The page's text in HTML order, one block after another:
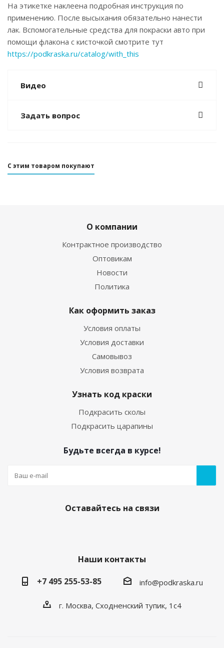
На этикетке наклеена подробная инструкция по
применению. После высыхания обязательно нанести
лак. Вспомогательные средства для покраски авто при
помощи флакона с кисточкой смотрите тут
https://podkraska.ru/catalog/with_this
Видео
Задать вопрос
С этим товаром покупают
О компании
Контрактное производство
Оптовикам
Новости
Политика
Как оформить заказ
Условия оплаты
Условия доставки
Самовывоз
Условия возврата
Узнать код краски
Подкрасить сколы
Подкрасить царапины
Будьте всегда в курсе!
Оставайтесь на связи
Наши контакты
+7 495 255-53-85
info@podkraska.ru
г. Москва, Сходненский тупик, 1с4